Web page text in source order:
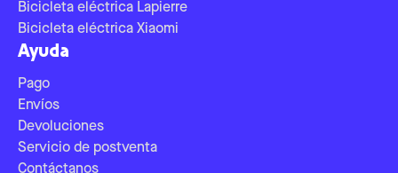
Bicicleta eléctrica Lapierre
Bicicleta eléctrica Xiaomi
Ayuda
Pago
Envíos
Devoluciones
Servicio de postventa
Contáctanos